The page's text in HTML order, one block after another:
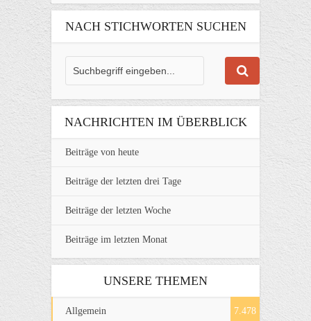
NACH STICHWORTEN SUCHEN
NACHRICHTEN IM ÜBERBLICK
Beiträge von heute
Beiträge der letzten drei Tage
Beiträge der letzten Woche
Beiträge im letzten Monat
UNSERE THEMEN
Allgemein 7.478